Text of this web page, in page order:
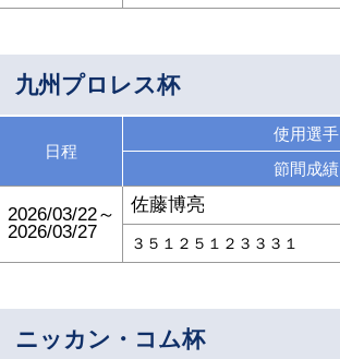
九州プロレス杯
日程
使用選手
節間成績
2026/03/22～
2026/03/27
佐藤博亮
３５１２５１２３３３１
ニッカン・コム杯